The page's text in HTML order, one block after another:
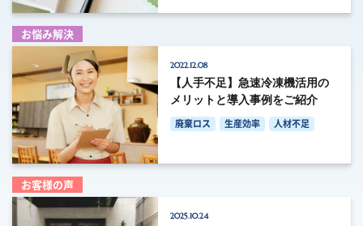
お悩み解決
2022.12.08
【人手不足】急速冷凍機活用の
メリットと導入事例をご紹介
廃棄ロス 生産効率 人材不足
お客様の声
2025.10.24